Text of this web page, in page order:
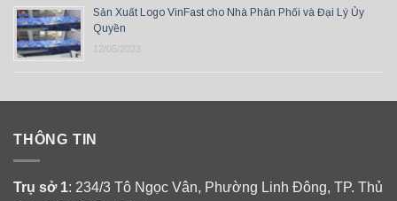
Sản Xuất Logo VinFast cho Nhà Phân Phối và Đại Lý Ủy
Quyền
12/05/2023
THÔNG TIN
Trụ sở 1: 234/3 Tô Ngọc Vân, Phường Linh Đông, TP. Thủ